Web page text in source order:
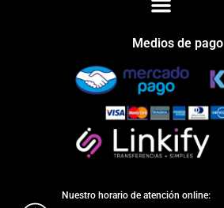
Medios de pago
Nuestro horario de atención online: